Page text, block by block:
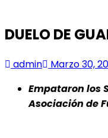
DUELO DE
admin
Marzo 30,
Empataron los
Asociación de